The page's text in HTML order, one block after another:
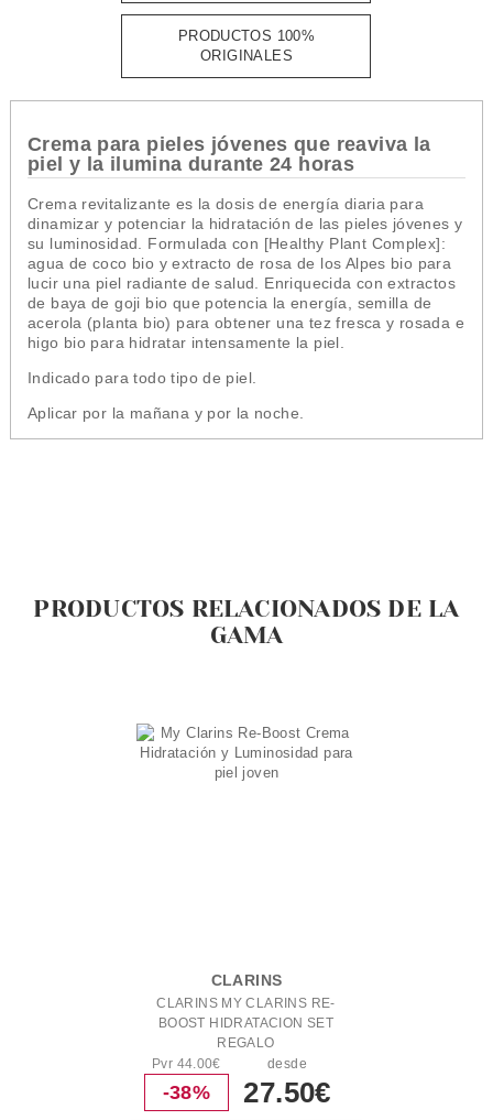
PRODUCTOS 100%
ORIGINALES
Crema para pieles jóvenes que reaviva la
piel y la ilumina durante 24 horas
Crema revitalizante es la dosis de energía diaria para
dinamizar y potenciar la hidratación de las pieles jóvenes y
su luminosidad. Formulada con [Healthy Plant Complex]:
agua de coco bio y extracto de rosa de los Alpes bio para
lucir una piel radiante de salud. Enriquecida con extractos
de baya de goji bio que potencia la energía, semilla de
acerola (planta bio) para obtener una tez fresca y rosada e
higo bio para hidratar intensamente la piel.
Indicado para todo tipo de piel.
Aplicar por la mañana y por la noche.
PRODUCTOS RELACIONADOS DE LA
GAMA
CLARINS
CLARINS MY CLARINS RE-
BOOST HIDRATACION SET
REGALO
Pvr 44.00€
-38%
desde
27.50€